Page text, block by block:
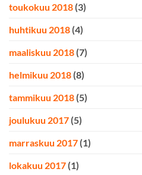
toukokuu 2018 (3)
huhtikuu 2018 (4)
maaliskuu 2018 (7)
helmikuu 2018 (8)
tammikuu 2018 (5)
joulukuu 2017 (5)
marraskuu 2017 (1)
lokakuu 2017 (1)